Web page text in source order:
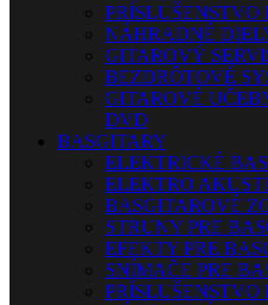
PRÍSLUŠENSTVO
NÁHRADNÉ
GITAROVÝ
BEZDRÔTOVÉ
GITAROVÉ
DVD
BASGITARY
ELEKTRICKÉ
ELEKTRO
BASGITAROVÉ
STRUNY PRE
EFEKTY PRE
SNÍMAČE PRE
PRÍSLUŠENSTVO